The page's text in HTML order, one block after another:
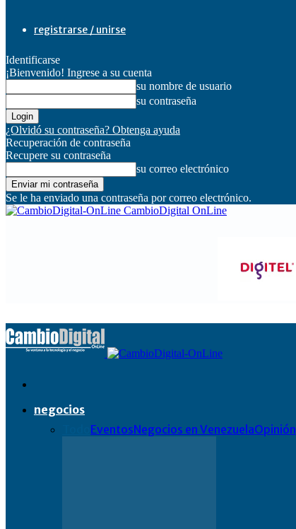
registrarse / unirse
Identificarse
¡Bienvenido! Ingrese a su cuenta
su nombre de usuario
su contraseña
¿Olvidó su contraseña? Obtenga ayuda
Recuperación de contraseña
Recupere su contraseña
su correo electrónico
Se le ha enviado una contraseña por correo electrónico.
CambioDigital OnLine
negocios
EventosNegocios en VenezuelaOpinión